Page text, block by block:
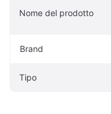
Nome del prodotto
Brand
Tipo